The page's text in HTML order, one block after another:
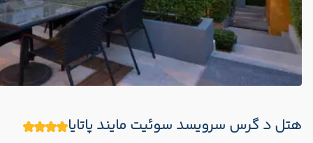
هتل د گرس سرویسد سوئیت مایند پاتایا